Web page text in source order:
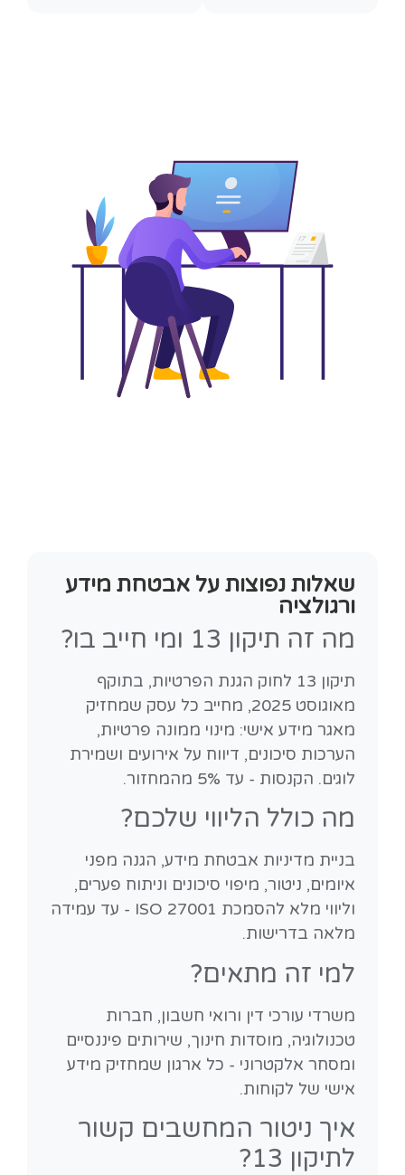
שאלות נפוצות על אבטחת מידע
ורגולציה
מה זה תיקון 13 ומי חייב בו?
תיקון 13 לחוק הגנת הפרטיות, בתוקף
מאוגוסט 2025, מחייב כל עסק שמחזיק
מאגר מידע אישי: מינוי ממונה פרטיות,
הערכות סיכונים, דיווח על אירועים ושמירת
לוגים. הקנסות - עד 5% מהמחזור.
מה כולל הליווי שלכם?
בניית מדיניות אבטחת מידע, הגנה מפני
איומים, ניטור, מיפוי סיכונים וניתוח פערים,
וליווי מלא להסמכת ISO 27001 - עד עמידה
מלאה בדרישות.
למי זה מתאים?
משרדי עורכי דין ורואי חשבון, חברות
טכנולוגיה, מוסדות חינוך, שירותים פיננסיים
ומסחר אלקטרוני - כל ארגון שמחזיק מידע
אישי של לקוחות.
איך ניטור המחשבים קשור
לתיקון 13?